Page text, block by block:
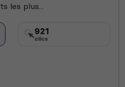
les plus...
921
clics